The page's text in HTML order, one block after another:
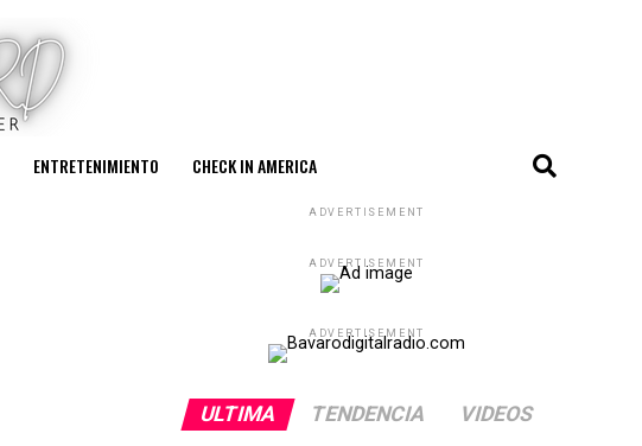
ENTRETENIMIENTO CHECK IN AMERICA
ADVERTISEMENT
ADVERTISEMENT
ADVERTISEMENT
ULTIMA TENDENCIA VIDEOS